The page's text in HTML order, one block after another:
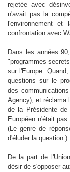
rejetée avec
n'avait pas la
l'environnement
confrontation avec
Dans les années
"programmes
sur l'Europe.
questions sur le
des
Agency), et réclama
de la Présidente
Européen n'était
(Le genre de
d'éluder la question.)
De la part de
désir de s'opposer